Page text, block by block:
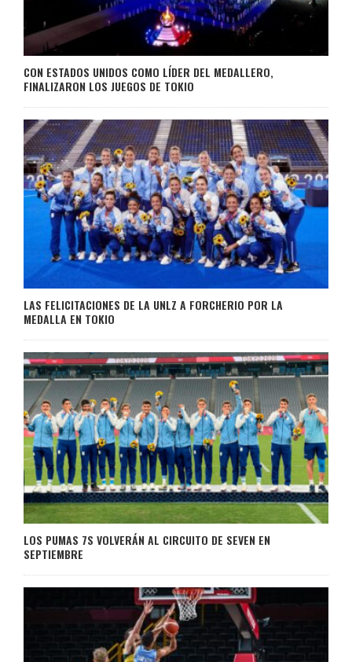
CON ESTADOS UNIDOS COMO LÍDER DEL MEDALLERO,
FINALIZARON LOS JUEGOS DE TOKIO
LAS FELICITACIONES DE LA UNLZ A FORCHERIO POR LA
MEDALLA EN TOKIO
LOS PUMAS 7S VOLVERÁN AL CIRCUITO DE SEVEN EN
SEPTIEMBRE